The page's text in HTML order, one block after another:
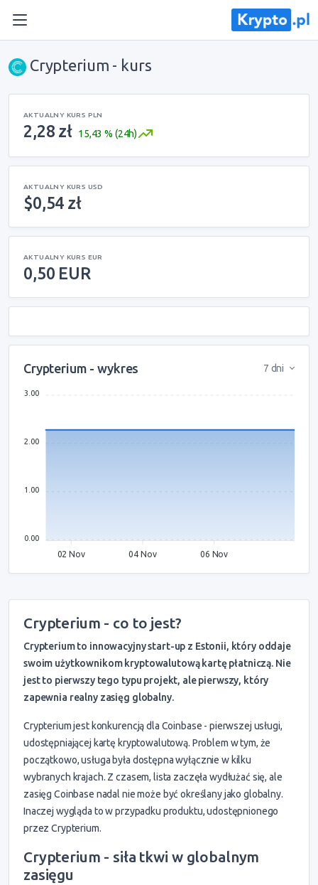
Crypterium - kurs
AKTUALNY KURS PLN
2,28 zł 15,43 % (24h)
AKTUALNY KURS USD
$0,54 zł
AKTUALNY KURS EUR
0,50 EUR
Crypterium - wykres 7 dni
02 Nov 04 Nov 06 Nov
3.00
2.00
1.00
0.00
Crypterium - co to jest?
Crypterium to innowacyjny start-up z Estonii, który oddaje
swoim użytkownikom kryptowalutową kartę płatniczą. Nie
jest to pierwszy tego typu projekt, ale pierwszy, który
zapewnia realny zasięg globalny.
Crypterium jest konkurencją dla Coinbase - pierwszej usługi,
udostępniającej kartę kryptowalutową. Problem w tym, że
początkowo, usługa była dostępna wyłącznie w kilku
wybranych krajach. Z czasem, lista zaczęła wydłużać się, ale
zasięg Coinbase nadal nie może być określany jako globalny.
Inaczej wygląda to w przypadku produktu, udostępnionego
przez Crypterium.
Crypterium - siła tkwi w globalnym
zasięgu